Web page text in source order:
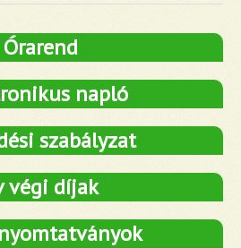
Órarend
napló
szabályzat
végi díjak